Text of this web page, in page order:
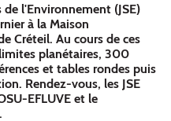
de l'Environnement (JSE)
à la Maison
Créteil. Au cours de ces
planétaires, 300
et tables rondes puis
Rendez-vous, les JSE
EFLUVE et le